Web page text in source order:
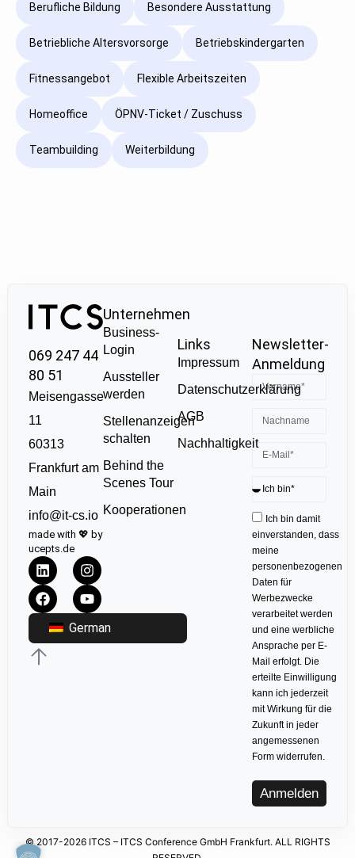
Berufliche Bildung Besondere Ausstattung
Betriebliche Altersvorsorge Betriebskindergarten
Fitnessangebot Flexible Arbeitszeiten
Homeoffice ÖPNV-Ticket / Zuschuss
Teambuilding Weiterbildung
069 247 44
80 51
Meisengasse
11
60313
Frankfurt am
Main
info@it-cs.io
made with 💖 by
ucepts.de
German
Unternehmen
Business-
Login
Aussteller
werden
Stellenanzeigen
schalten
Behind the
Scenes Tour
Kooperationen
Links
Impressum
Datenschutzerklärung
AGB
Nachhaltigkeit
Newsletter-
Anmeldung
Ich bin damit
einverstanden, dass
meine
personenbezogenen
Daten für
Werbezwecke
verarbeitet werden
und eine werbliche
Ansprache per E-
Mail erfolgt. Die
erteilte Einwilligung
kann ich jederzeit
mit Wirkung für die
Zukunft in jeder
angemessenen
Form widerrufen.
Anmelden
© 2017-2026 ITCS – ITCS Conference GmbH Frankfurt. ALL RIGHTS